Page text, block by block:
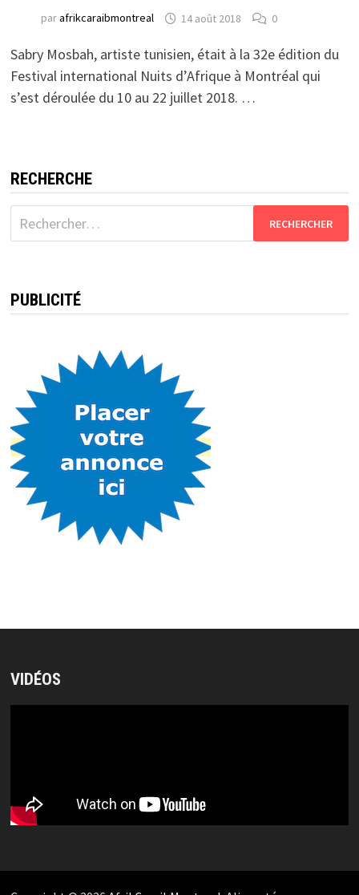
parafrikcaraibmontreal 14 août 2018 0
Sabry Mosbah, artiste tunisien, était à la 32e édition du
Festival international Nuits d’Afrique à Montréal qui
s’est déroulée du 10 au 22 juillet 2018. …
RECHERCHE
Rechercher :
PUBLICITÉ
VIDÉOS